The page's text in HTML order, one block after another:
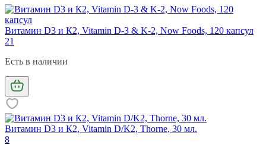
Витамин D3 и К2, Vitamin D-3 & K-2, Now Foods, 120 капсул
21
Есть в наличии
Витамин D3 и К2, Vitamin D/K2, Thorne, 30 мл.
8